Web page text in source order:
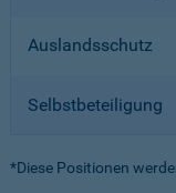
Auslandsschutz
Selbstbeteiligung
*Diese Positionen